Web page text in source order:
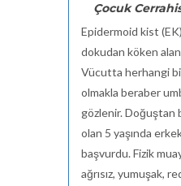
Çocuk
Epidermoid kist
dokudan köken
Vücutta herhangi
olmakla beraber
gözlenir. Doğuştan
olan 5 yaşında
başvurdu. Fizik
ağrısız, yumuşak,